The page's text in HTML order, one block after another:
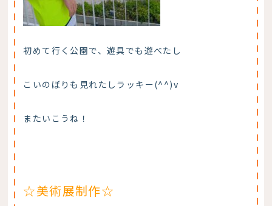
初めて行く公園で、遊具でも遊べたし
こいのぼりも見れたしラッキー(^^)v
またいこうね！
☆美術展制作☆